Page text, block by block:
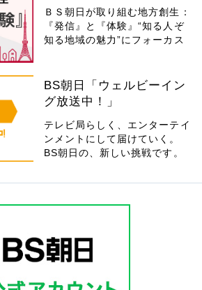
ＢＳ朝日が取り組む地方創生：
『発信』と『体験』“知る人ぞ
知る地域の魅力”にフォーカス
BS朝日「ウェルビーイン
グ放送中！」
テレビ局らしく、エンターテイ
ンメントにして届けていく。
BS朝日の、新しい挑戦です。